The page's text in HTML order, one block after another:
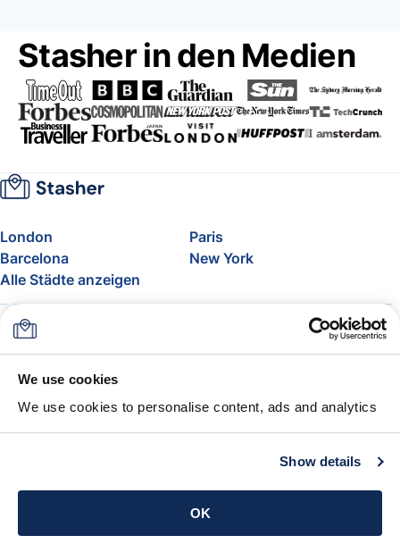
We use cookies
We use cookies to personalise content, ads and analytics
Show details
OK
Stasher in den Medien
London
Paris
Barcelona
New York
Alle Städte anzeigen
Über uns
FAQ
Support
Blog
Freigepäck bei Airlines
Die Stasher-Garantie
AGB
App holen